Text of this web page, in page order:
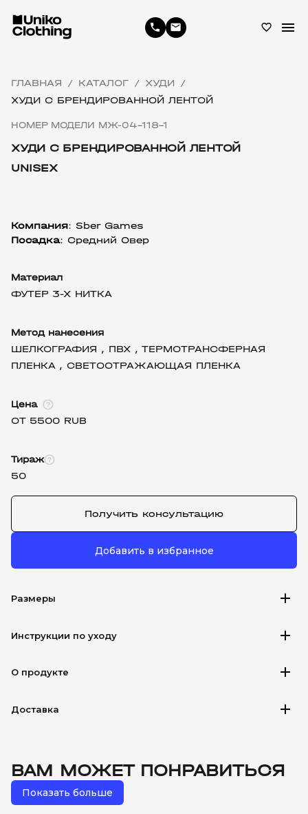
phone email favorite_border menu
ГЛАВНАЯ / КАТАЛОГ / ХУДИ /
ХУДИ С БРЕНДИРОВАННОЙ ЛЕНТОЙ
НОМЕР МОДЕЛИ МЖ-04-118-1
ХУДИ С БРЕНДИРОВАННОЙ ЛЕНТОЙ
UNISEX
Компания: Sber Games
Посадка: Средний Овер
Материал
ФУТЕР 3-Х НИТКА
Метод нанесения
ШЕЛКОГРАФИЯ , ПВХ , ТЕРМОТРАНСФЕРНАЯ
ПЛЕНКА , СВЕТООТРАЖАЮЩАЯ ПЛЕНКА
Цена
ОТ 5500 RUB
Тираж
50
Получить консультацию
Добавить в избранное
Размеры add
Инструкции по уходу add
О продукте add
Доставка add
ВАМ МОЖЕТ ПОНРАВИТЬСЯ
Показать больше